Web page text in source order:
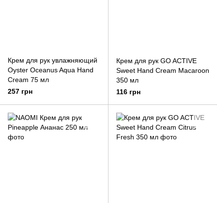
Крем для рук увлажняющий
Oyster Oceanus Aqua Hand
Cream 75 мл
257 грн
Крем для рук GO ACTIVE
Sweet Hand Cream Macaroon
350 мл
116 грн